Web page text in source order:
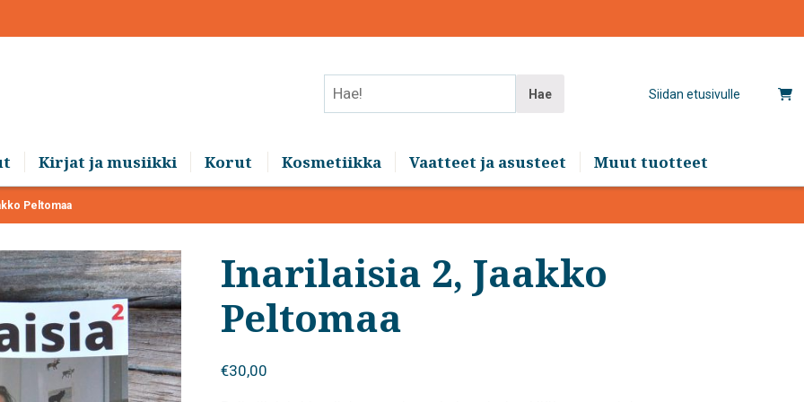
Siidan etusivulle
Hae
Kirjat ja musiikki Korut Kosmetiikka Vaatteet ja asusteet Muut tuotteet
Peltomaa
Inarilaisia 2, Jaakko
Peltomaa
€30,00